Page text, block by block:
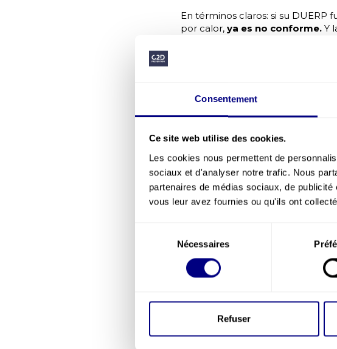
Consentement
Ce site web utilise des cookies.
Les cookies nous permettent de
sociaux et d'analyser notre trafic. Nous
partenaires de médias sociaux, de
vous leur avez fournies ou qu'ils ont
consentement
Nécessaires
Refuser
En términos claros: si su DUERP
por calor, ya es no conforme.Y
niveles de
Un episodio de calor intenso se
alerta amarilla (pico de calor de 1
o alerta roja (ola de calor
En cada nivel, el empleador
desde el nivel amarillo: el
trabajadores a episodios de
de prevención.
Organización del trabajo
—
tiempos de descanso adicionales.
Acceso al agua
— el empleador
la jornada, con un mínimo de 3